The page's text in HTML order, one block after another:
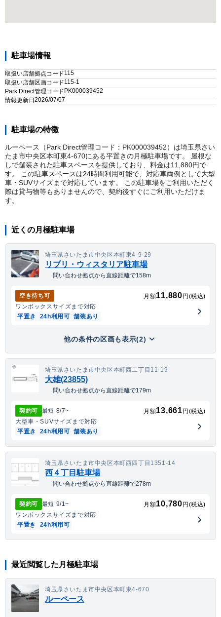
駐車場情報
取扱い店舗拠点コード115
取扱い店舗区画コード115-1
Park Direct管理コードPK000039452
情報更新日2026/07/07
駐車場の特徴
ルーペース（Park Direct管理コード：PK000039452）は埼玉県さい
たま市中央区本町東4-670にある平置きの月極駐車場です。 屋根な
しで舗装された駐車スペースを提供しており、料金は11,880円で
す。 この駐車スペースは24時間利用可能で、対応車両例として大型
車・SUVサイズまで対応しています。 この駐車場をご利用いただく
際は貸与物等もありませんので、契約後すぐにご利用いただけま
す。
近くの月極駐車場
埼玉県さいたま市中央区本町東4-9-29
リブリ・ウィスタリア駐車場
問い合わせ拠点から直線距離で158m
空き待ち可 月額11,880円(税込)
ワンボックス サイズまで対応
平置き
24h利用可 舗装あり
他の条件の区画も表示(2)
埼玉県さいたま市中央区本町西二丁目11-19
大雄(23855)
問い合わせ拠点から直線距離で179m
契約可 最短 8/7~ 月額13,661円(税込)
大型車・SUVサイズまで対応
平置き
24h利用可 舗装あり
埼玉県さいたま市中央区本町西四丁目1351-14
西４丁目駐車場
問い合わせ拠点から直線距離で278m
契約可 最短 9/1~ 月額10,780円(税込)
ワンボックス サイズまで対応
平置き
24h利用可
最近閲覧した月極駐車場
埼玉県さいたま市中央区本町東4-670
ルーペース